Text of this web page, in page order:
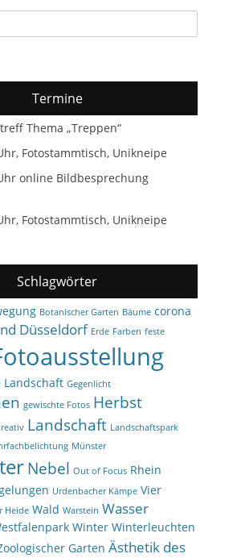
Termine
Thema „Treppen“
Fotostammtisch, Unikneipe
online Bildbesprechung
Fotostammtisch, Unikneipe
Schlagwörter
Botanischer Garten Bäume corona
Düsseldorf Erde Farben feste
Gegenlicht
gewischte Fotos Herbst
Landschaft Landschaftspark
Münster
Nebel Out of Focus Rhein
Urdenbacher Kämpe Vier
Heide Wald Warstein Wasser
Winter Winterleuchten
Garten Ästhetik des